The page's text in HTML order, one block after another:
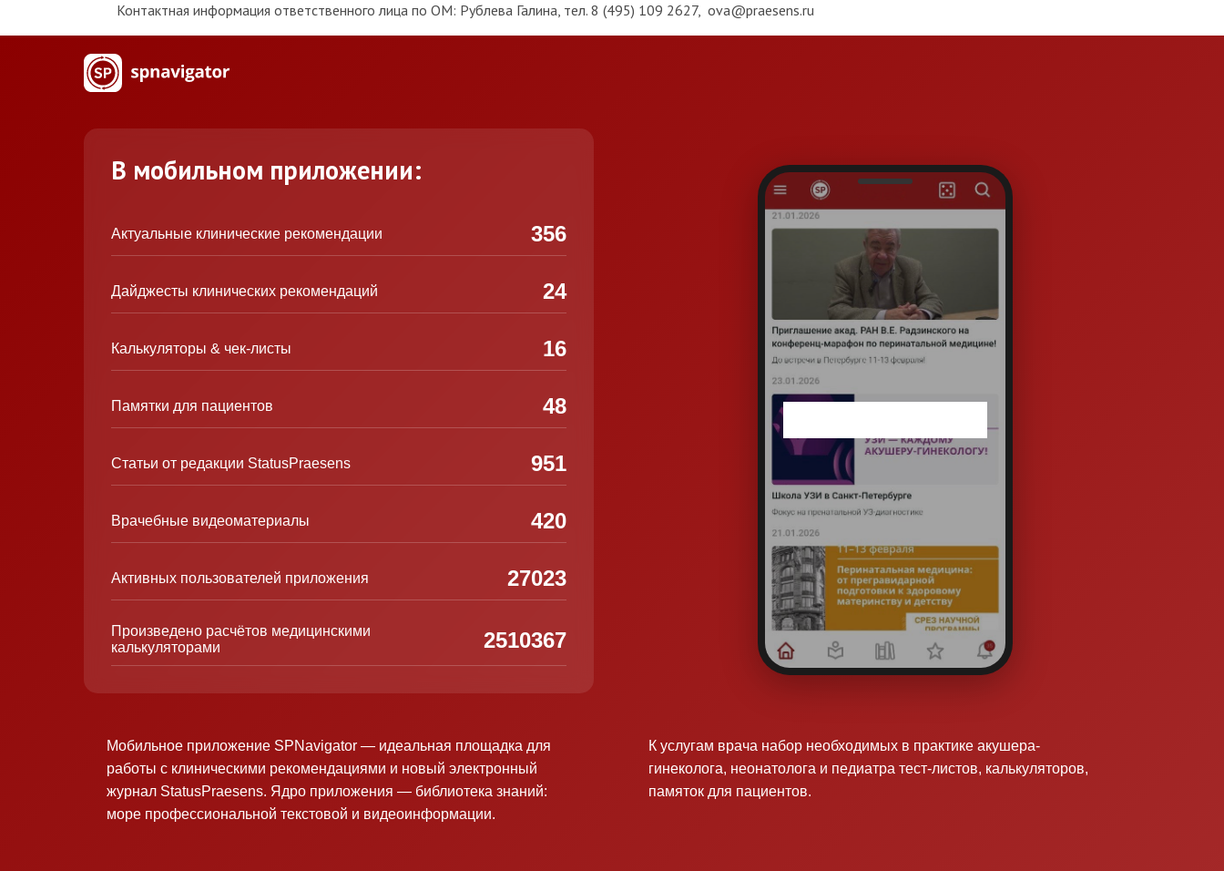
Контактная информация ответственного лица по ОМ: Рублева Галина, тел. 8 (495) 109 2627, ova@praesens.ru
В мобильном приложении:
Актуальные клинические рекомендации 356
Дайджесты клинических рекомендаций 24
Калькуляторы & чек-листы 16
Памятки для пациентов 48
Статьи от редакции StatusPraesens 951
Врачебные видеоматериалы 420
Активных пользователей приложения 27023
Произведено расчётов медицинскими
калькуляторами
2510367
Мобильное приложение SPNavigator — идеальная площадка для
работы с клиническими рекомендациями и новый электронный
журнал StatusPraesens. Ядро приложения — библиотека знаний:
море профессиональной текстовой и видеоинформации.
К услугам врача набор необходимых в практике акушера-
гинеколога, неонатолога и педиатра тест-листов, калькуляторов,
памяток для пациентов.